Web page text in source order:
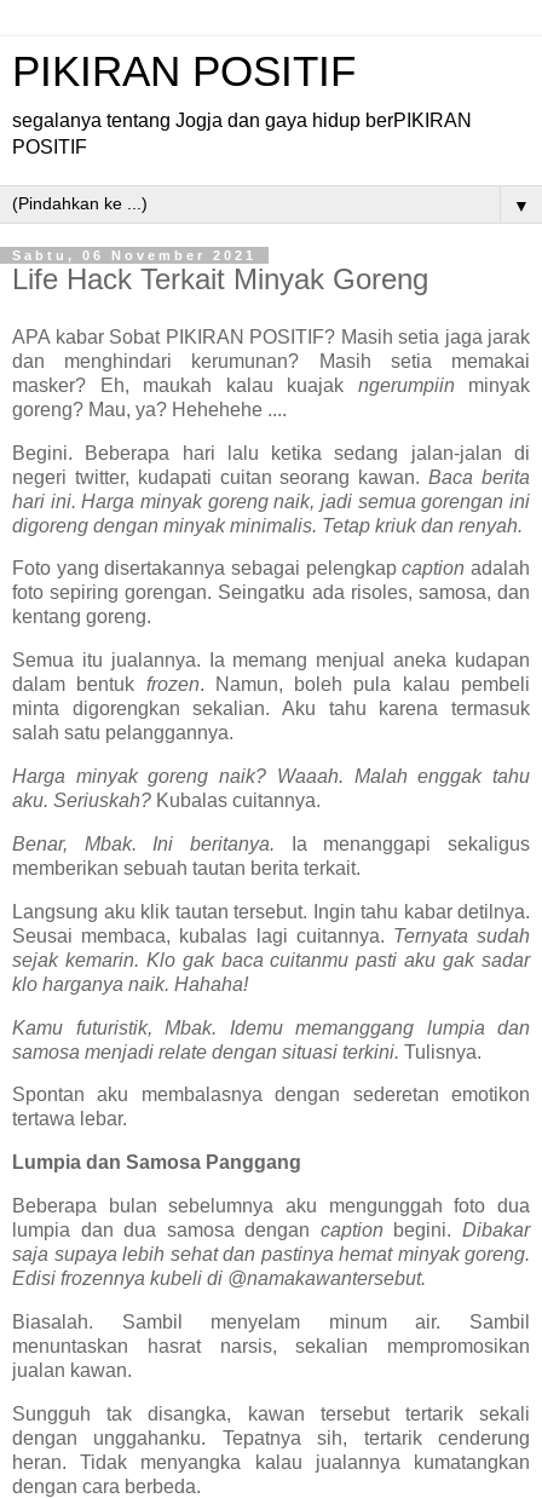
PIKIRAN POSITIF
segalanya tentang Jogja dan gaya hidup berPIKIRAN
POSITIF
▼
Sabtu, 06 November 2021
Life Hack Terkait Minyak Goreng
APA kabar Sobat PIKIRAN POSITIF? Masih setia jaga jarak
dan menghindari kerumunan? Masih setia memakai
masker? Eh, maukah kalau kuajak ngerumpiin minyak
goreng? Mau, ya? Hehehehe ....
Begini. Beberapa hari lalu ketika sedang jalan-jalan di
negeri twitter, kudapati cuitan seorang kawan.Baca berita
hari ini. Harga minyak goreng naik, jadi semua gorengan ini
digoreng dengan minyak minimalis. Tetap kriuk dan renyah.
Foto yang disertakannya sebagai pelengkapcaption adalah
foto sepiring gorengan. Seingatku ada risoles, samosa, dan
kentang goreng.
Semua itu jualannya. Ia memang menjual aneka kudapan
dalam bentuk frozen. Namun, boleh pula kalau pembeli
minta digorengkan sekalian. Aku tahu karena termasuk
salah satu pelanggannya.
Harga minyak goreng naik? Waaah. Malah enggak tahu
aku. Seriuskah? Kubalas cuitannya.
Benar, Mbak. Ini beritanya. Ia menanggapi sekaligus
memberikan sebuah tautan berita terkait.
Langsung aku klik tautan tersebut. Ingin tahu kabar detilnya.
Seusai membaca, kubalas lagi cuitannya. Ternyata sudah
sejak kemarin. Klo gak baca cuitanmu pasti aku gak sadar
klo harganya naik. Hahaha!
Kamu futuristik, Mbak. Idemu memanggang lumpia dan
samosa menjadi relate dengan situasi terkini. Tulisnya.
Spontan aku membalasnya dengan sederetan emotikon
tertawa lebar.
Lumpia dan Samosa Panggang
Beberapa bulan sebelumnya aku mengunggah foto dua
lumpia dan dua samosa dengan caption begini.Dibakar
saja supaya lebih sehat dan pastinya hemat minyak goreng.
Edisi frozennya kubeli di @namakawantersebut.
Biasalah. Sambil menyelam minum air. Sambil
menuntaskan hasrat narsis, sekalian mempromosikan
jualan kawan.
Sungguh tak disangka, kawan tersebut tertarik sekali
dengan unggahanku. Tepatnya sih, tertarik cenderung
heran. Tidak menyangka kalau jualannya kumatangkan
dengan cara berbeda.